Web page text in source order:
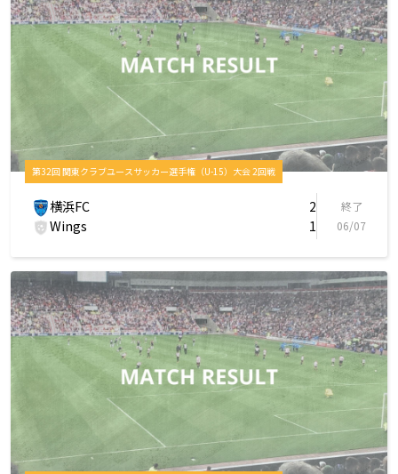
第32回 関東クラブユースサッカー選手権（U-15）大会 2回戦
横浜FC 2
Wings 1
終了
06/07